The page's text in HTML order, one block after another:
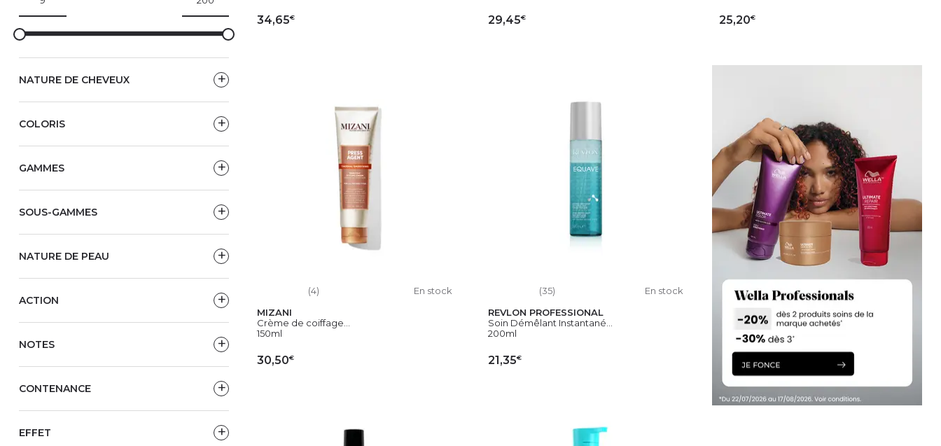
34,65€ 29,45€ 25,20€
(4)
En stock
MIZANI
Crème de coiffage...
150ml
30,50€
(35)
En stock
REVLON PROFESSIONAL
Soin Démêlant Instantané...
200ml
21,35€
NATURE DE CHEVEUX
COLORIS
GAMMES
SOUS-GAMMES
NATURE DE PEAU
ACTION
NOTES
CONTENANCE
EFFET